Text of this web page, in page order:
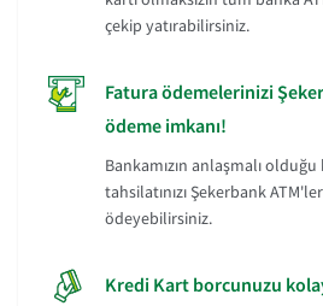
çekip yatırabilirsiniz.
Fatura ödemelerinizi
ödeme imkanı!
Bankamızın anlaşmalı
tahsilatınızı Şekerbank
ödeyebilirsiniz.
Kredi Kart borcunuzu